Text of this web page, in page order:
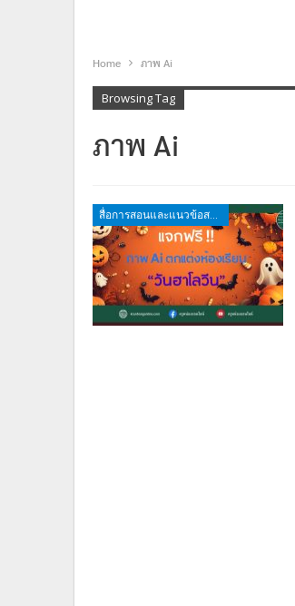
Home ภาพ Ai
Browsing Tag
ภาพ Ai